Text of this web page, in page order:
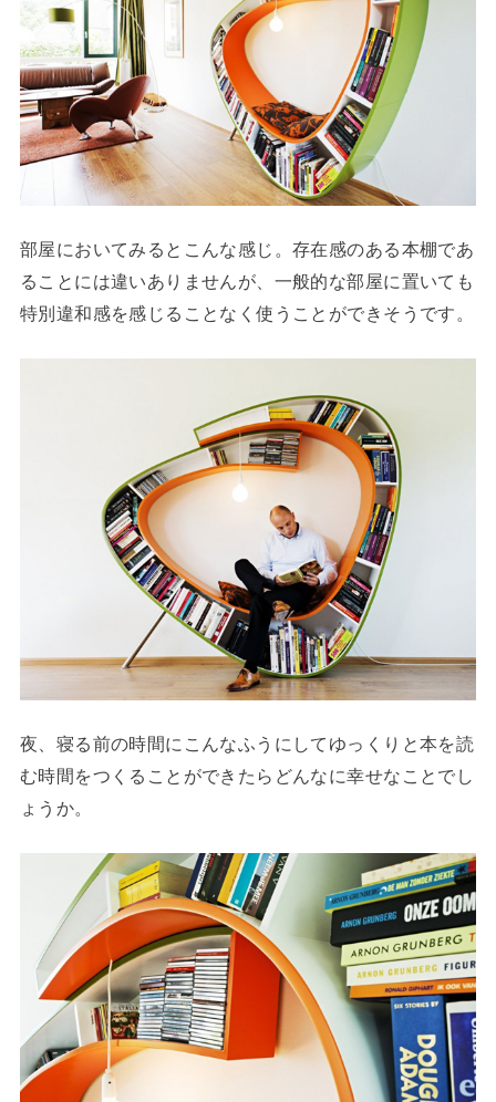
部屋においてみるとこんな感じ。存在感のある本棚であ
ることには違いありませんが、一般的な部屋に置いても
特別違和感を感じることなく使うことができそうです。
夜、寝る前の時間にこんなふうにしてゆっくりと本を読
む時間をつくることができたらどんなに幸せなことでし
ょうか。